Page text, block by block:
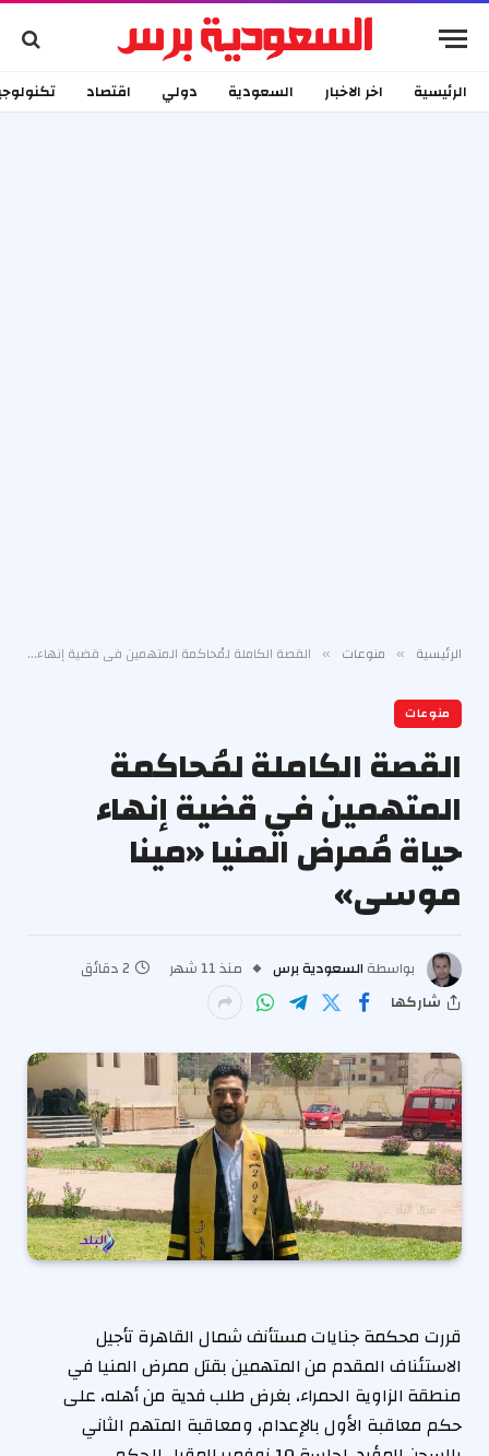
الرئيسية اخر الاخبار السعودية دولي اقتصاد
الرئيسية » منوعات » القصة الكاملة لمُحاكمة المتهمين في قضية إنهاء حياة مُمرض المنيا «مينا موسى»
منوعات
القصة الكاملة لمُحاكمة
المتهمين في قضية إنهاء
حياة مُمرض المنيا «مينا
موسى»
بواسطة السعودية برس منذ 11 شهر
2 دقائق
شاركها
قررت محكمة جنايات مستأنف شمال القاهرة تأجيل
الاستئناف المقدم من المتهمين بقتل ممرض المنيا في
منطقة الزاوية الحمراء، بغرض طلب فدية من أهله، على
حكم معاقبة الأول بالإعدام، ومعاقبة المتهم الثاني